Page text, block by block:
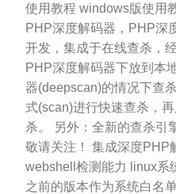
使用教程 windows版使用
PHP深度解码器，PHP深
开发，集成于在线查杀，
PHP深度解码器下放到本
器(deepscan)的情况下查
式(scan)进行快速查杀，
杀。 另外：全新的查杀引
敬请关注！ 集成深度PHP
webshell检测能力 linux系
之前的版本作为系统白名